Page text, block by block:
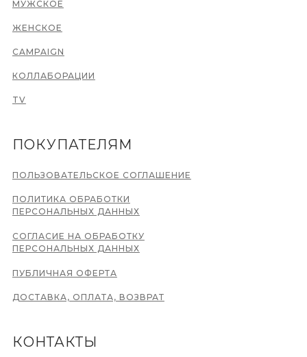
МУЖСКОЕ
ЖЕНСКОЕ
CAMPAIGN
КОЛЛАБОРАЦИИ
ПУБЛИЧНАЯ ОФЕРТА
СОГЛАСИЕ НА ОБРАБОТКУ
ПЕРСОНАЛЬНЫХ ДАННЫХ
ПОЛИТИКА ОБРАБОТКИ
ПЕРСОНАЛЬНЫХ ДАННЫХ
ПОЛЬЗОВАТЕЛЬСКОЕ СОГЛАШЕНИЕ
ДОСТАВКА, ОПЛАТА, ВОЗВРАТ
ПОКУПАТЕЛЯМ
КОНТАКТЫ
TV